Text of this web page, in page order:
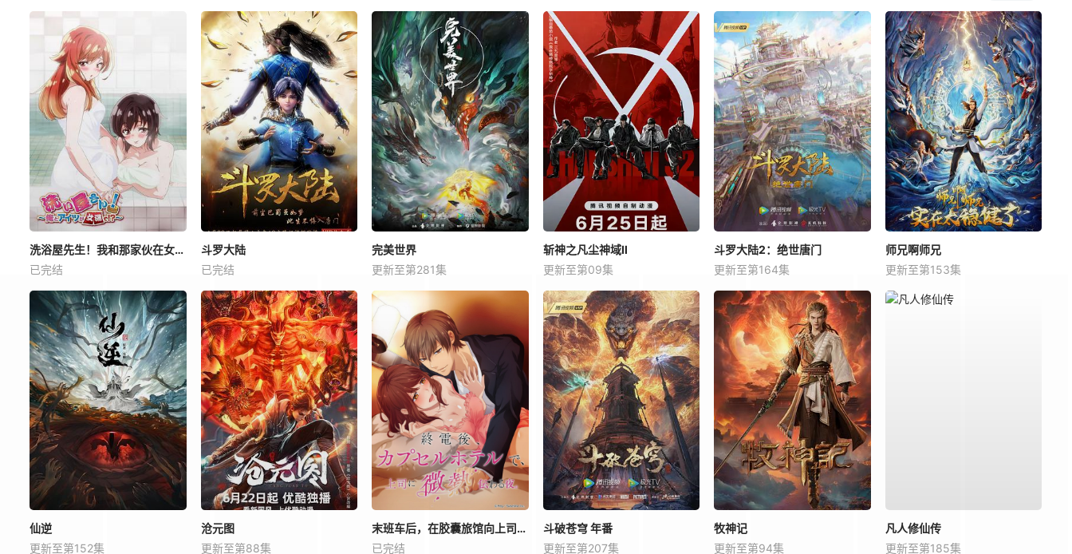
洗浴屋先生！我和那家伙在女浴池！？
已完结
斗罗大陆
已完结
完美世界
更新至第281集
斩神之凡尘神域Ⅱ
更新至第09集
斗罗大陆2：绝世唐门
更新至第164集
师兄啊师兄
更新至第153集
仙逆
更新至第152集
沧元图
更新至第88集
末班车后，在胶囊旅馆向上司传递微热的夜晚
已完结
斗破苍穹 年番
更新至第207集
牧神记
更新至第94集
凡人修仙传
更新至第185集